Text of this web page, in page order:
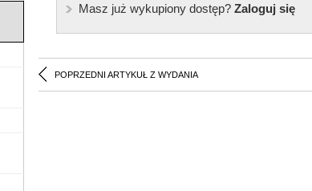
Masz już wykupiony dostęp?Zaloguj się
POPRZEDNI ARTYKUŁ Z WYDANIA